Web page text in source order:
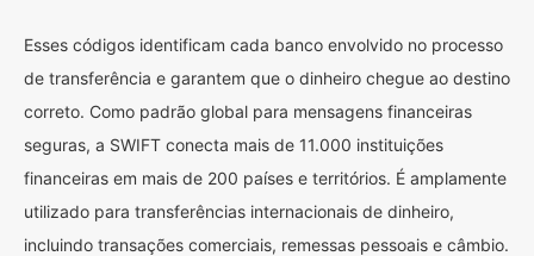
Esses códigos identificam cada banco envolvido no processo
de transferência e garantem que o dinheiro chegue ao destino
correto. Como padrão global para mensagens financeiras
seguras, a SWIFT conecta mais de 11.000 instituições
financeiras em mais de 200 países e territórios. É amplamente
utilizado para transferências internacionais de dinheiro,
incluindo transações comerciais, remessas pessoais e câmbio.